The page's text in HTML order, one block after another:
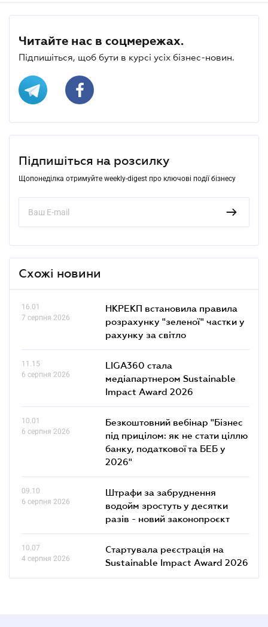
Читайте нас в соцмережах.
Підпишіться, щоб бути в курсі усіх бізнес-новин.
Підпишіться на розсилку
Щопонеділка отримуйте weekly-digest про ключові події бізнесу
Схожі новини
16.01
7 серпня 2026
НКРЕКП встановила правила
розрахунку "зеленої" частки у
рахунку за світло
11.15
6 серпня 2026
LIGA360 стала
медіапартнером Sustainable
Impact Award 2026
10.01
6 серпня 2026
Безкоштовний вебінар "Бізнес
під прицілом: як не стати ціллю
банку, податкової та БЕБ у
2026"
09.10
6 серпня 2026
Штрафи за забруднення
водойм зростуть у десятки
разів - новий законопроєкт
10.07
4 серпня 2026
Стартувала реєстрація на
Sustainable Impact Award 2026